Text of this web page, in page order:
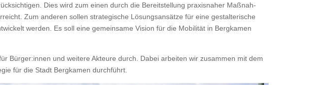
Dies wird zum einen durch die Bere­it­stel­lung prax­is­na­her Maß­nah­
Zum anderen sollen strate­gis­che Lösungsan­sätze für eine gestal­ter­ische
wer­den. Es soll eine gemein­same Vision für die Mobil­ität in Bergka­men
Bürger:innen und weit­ere Akteure durch. Dabei arbeit­en wir zusam­men mit dem
für die Stadt Bergka­men durchführt.